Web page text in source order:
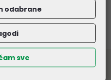
opreme
odabrane
sve